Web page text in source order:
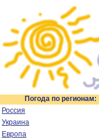
Погода по регионам:
Россия
Украина
Европа